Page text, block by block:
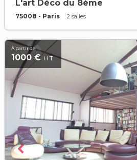
L'art Déco du 8ème
75008 - Paris 2 salles
À partir de
1000 €H.T